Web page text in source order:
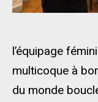
l’équipage
multicoque à
du monde